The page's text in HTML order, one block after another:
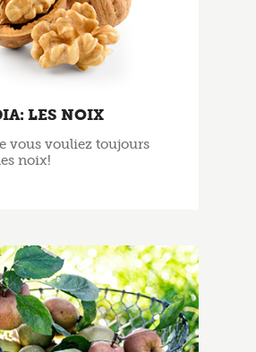
LES NOIX
vous vouliez toujours
noix!